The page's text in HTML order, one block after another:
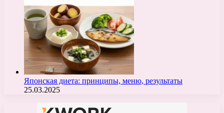
Японская диета: принципы, меню, результаты
25.03.2025